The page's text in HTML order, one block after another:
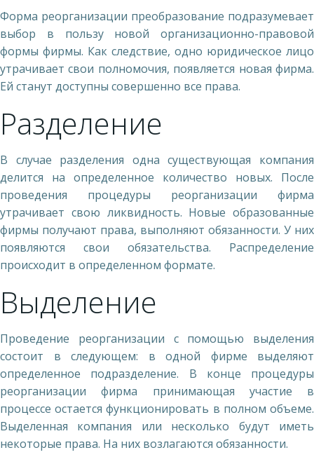
Форма реорганизации преобразование подразумевает
выбор в пользу новой организационно-правовой
формы фирмы. Как следствие, одно юридическое лицо
утрачивает свои полномочия, появляется новая фирма.
Ей станут доступны совершенно все права.
Разделение
В случае разделения одна существующая компания
делится на определенное количество новых. После
проведения процедуры реорганизации фирма
утрачивает свою ликвидность. Новые образованные
фирмы получают права, выполняют обязанности. У них
появляются свои обязательства. Распределение
происходит в определенном формате.
Выделение
Проведение реорганизации с помощью выделения
состоит в следующем: в одной фирме выделяют
определенное подразделение. В конце процедуры
реорганизации фирма принимающая участие в
процессе остается функционировать в полном объеме.
Выделенная компания или несколько будут иметь
некоторые права. На них возлагаются обязанности.